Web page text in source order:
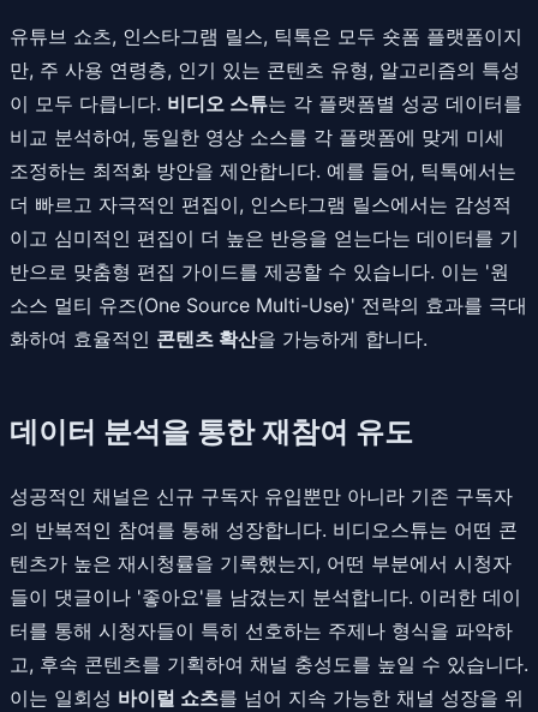
유튜브 쇼츠, 인스타그램 릴스, 틱톡은 모두 숏폼 플랫폼이지
만, 주 사용 연령층, 인기 있는 콘텐츠 유형, 알고리즘의 특성
이 모두 다릅니다. 비디오 스튜는 각 플랫폼별 성공 데이터를
비교 분석하여, 동일한 영상 소스를 각 플랫폼에 맞게 미세
조정하는 최적화 방안을 제안합니다. 예를 들어, 틱톡에서는
더 빠르고 자극적인 편집이, 인스타그램 릴스에서는 감성적
이고 심미적인 편집이 더 높은 반응을 얻는다는 데이터를 기
반으로 맞춤형 편집 가이드를 제공할 수 있습니다. 이는 '원
소스 멀티 유즈(One Source Multi-Use)' 전략의 효과를 극대
화하여 효율적인 콘텐츠 확산을 가능하게 합니다.
데이터 분석을 통한 재참여 유도
성공적인 채널은 신규 구독자 유입뿐만 아니라 기존 구독자
의 반복적인 참여를 통해 성장합니다. 비디오스튜는 어떤 콘
텐츠가 높은 재시청률을 기록했는지, 어떤 부분에서 시청자
들이 댓글이나 '좋아요'를 남겼는지 분석합니다. 이러한 데이
터를 통해 시청자들이 특히 선호하는 주제나 형식을 파악하
고, 후속 콘텐츠를 기획하여 채널 충성도를 높일 수 있습니다.
이는 일회성 바이럴 쇼츠를 넘어 지속 가능한 채널 성장을 위